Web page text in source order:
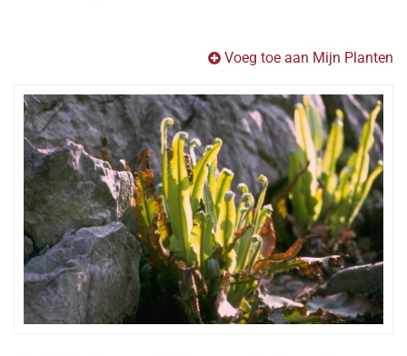
Voeg toe aan Mijn Planten